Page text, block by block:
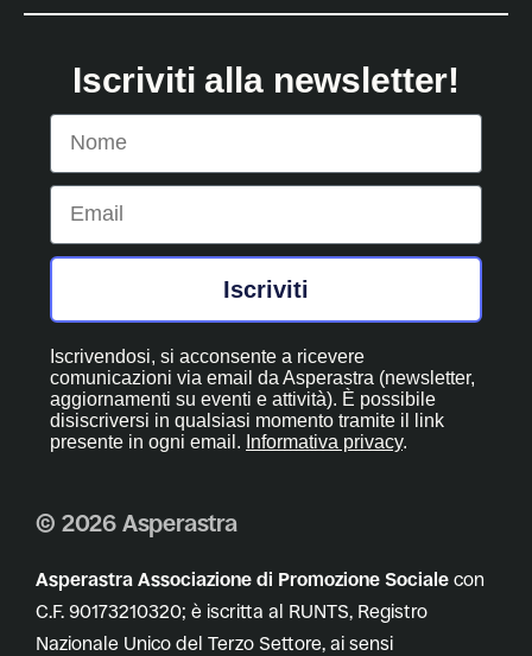
Iscriviti alla newsletter!
Nome
Email
Iscriviti
Iscrivendosi, si acconsente a ricevere
comunicazioni via email da Asperastra (newsletter,
aggiornamenti su eventi e attività). È possibile
disiscriversi in qualsiasi momento tramite il link
presente in ogni email. Informativa privacy.
© 2026 Asperastra
Asperastra Associazione di Promozione Sociale con
C.F. 90173210320; è iscritta al RUNTS, Registro
Nazionale Unico del Terzo Settore, ai sensi